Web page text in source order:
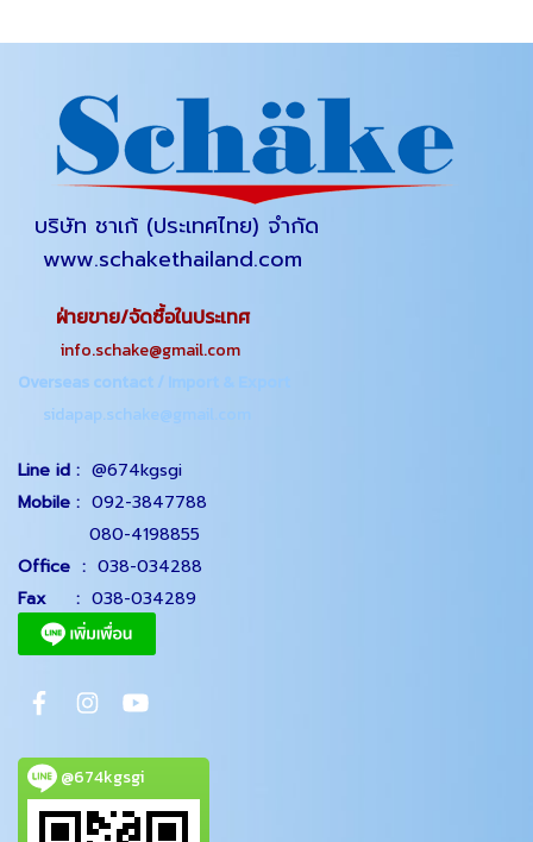
บริษัท ชาเก้ (ประเทศไทย) จำกัด
www.schakethailand.com
ฝ่ายขาย/จัดซื้อในประเทศ
info.schake@gmail.com
Overseas contact / Import & Export
sidapap.schake@gmail.com
Line id : @674kgsgi
Mobile : 092-3847788
080-4198855
Office : 038-034288
Fax : 038-034289
@674kgsgi